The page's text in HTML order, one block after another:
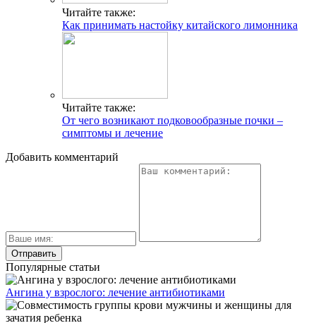
Читайте также:
Как принимать настойку китайского лимонника
Читайте также:
От чего возникают подковообразные почки –
симптомы и лечение
Добавить комментарий
Популярные статьи
Ангина у взрослого: лечение антибиотиками